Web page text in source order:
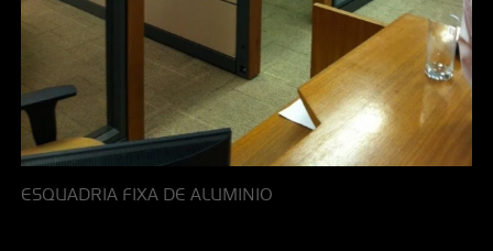
ESQUADRIA FIXA DE ALUMINIO